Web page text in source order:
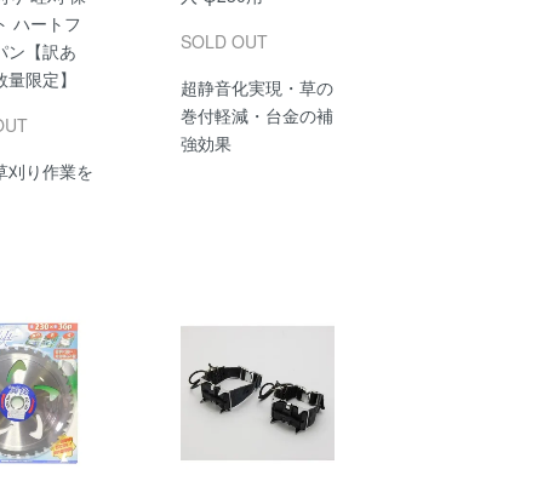
ハートフ
ン【訳あ
限定】
刈り作業を
SOLD OUT
超静音化実現・草の
巻付軽減・台金の補
強効果